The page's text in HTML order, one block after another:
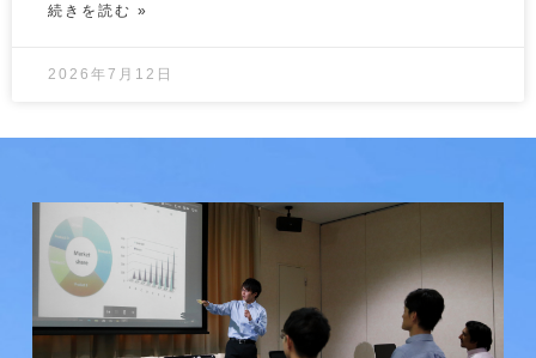
続きを読む »
2026年7月12日